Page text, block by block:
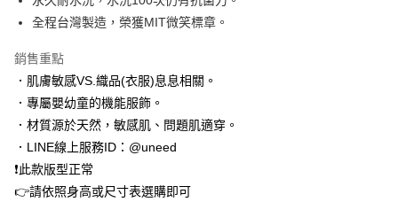
全盈+PAY
相關說明
【關於「AFTEE先享後付」】
AFTEE先享後付是「在收到商品之後才付款」的支付方式。 讓您購物簡單
便利好安心！
１．簡單：不需註冊會員、不需綁卡、不需儲值。
２．便利：只要手機號碼，簡訊認證，即可結帳。
【「AFTEE先享後付」結帳流程】
付款後 全家取貨
每筆NT$100，滿NT$2,000(含以上)免運費
全程台灣製造，榮獲MIT微笑標章。
銷售重點
．肌膚敏感VS.織品(衣服)息息相關。
．專屬嬰幼童的機能服飾。
．材質源於天然，敏感肌、問題肌適穿。
．LINE線上服務ID：@uneed
❗此款版型正常
👉請依照身高或尺寸表選購即可